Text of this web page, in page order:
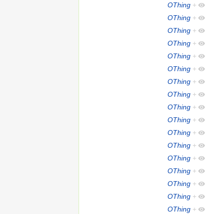
OThing +
OThing +
OThing +
OThing +
OThing +
OThing +
OThing +
OThing +
OThing +
OThing +
OThing +
OThing +
OThing +
OThing +
OThing +
OThing +
OThing +